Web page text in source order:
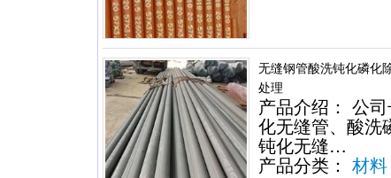
无缝钢管酸洗钝化磷化
处理
产品介绍： 公
化无缝管、酸洗
钝化无缝…
产品分类： 材料